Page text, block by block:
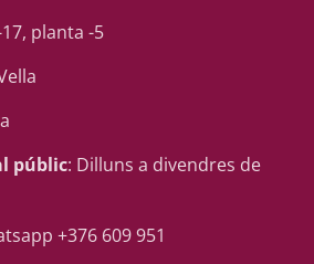
planta -5
públic: Dilluns a divendres de
+376 609 951